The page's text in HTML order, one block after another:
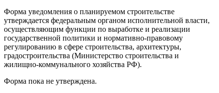
Форма уведомления о планируемом строительстве
утверждается федеральным органом исполнительной власти,
осуществляющим функции по выработке и реализации
государственной политики и нормативно-правовому
регулированию в сфере строительства, архитектуры,
градостроительства (Министерство строительства и
жилищно-коммунального хозяйства РФ).
Форма пока не утверждена.